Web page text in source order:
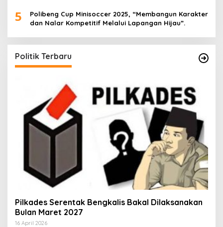
5
Polibeng Cup Minisoccer 2025, “Membangun Karakter
dan Nalar Kompetitif Melalui Lapangan Hijau”.
Politik Terbaru
Pilkades Serentak Bengkalis Bakal Dilaksanakan
Bulan Maret 2027
16 April 2026